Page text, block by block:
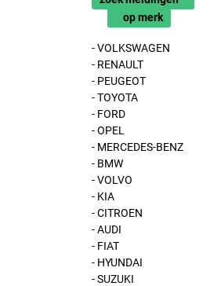
op merk
- VOLKSWAGEN
- RENAULT
- PEUGEOT
- TOYOTA
- FORD
- OPEL
- MERCEDES-BENZ
- BMW
- VOLVO
- KIA
- CITROEN
- AUDI
- FIAT
- HYUNDAI
- SUZUKI